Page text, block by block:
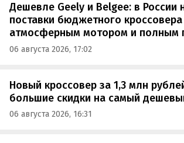
Дешевле Geely и Belgee: в России
поставки бюджетного кроссовера
атмосферным мотором и полным
06 августа 2026, 17:02
Новый кроссовер за 1,3 млн
большие скидки на самый
06 августа 2026, 16:31